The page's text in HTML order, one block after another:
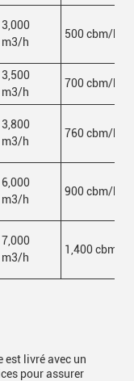
3,000
m3/h
500 cbm/h
3,500
m3/h
700 cbm/h
3,800
m3/h
760 cbm/h
6,000
m3/h
900 cbm/h
7,000
m3/h
1,400 cbm/h
est livré avec un
pour assurer